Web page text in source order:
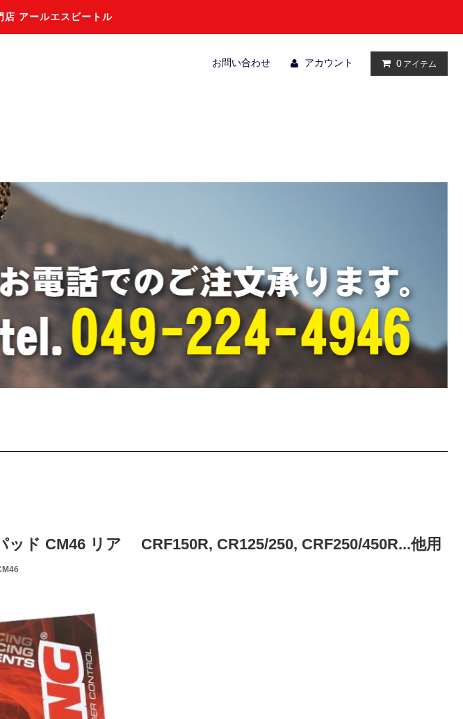
店 アールエスビートル
お問い合わせ アカウント 0 アイテム
ッド CM46 リア CRF150R, CR125/250, CRF250/450R...他用